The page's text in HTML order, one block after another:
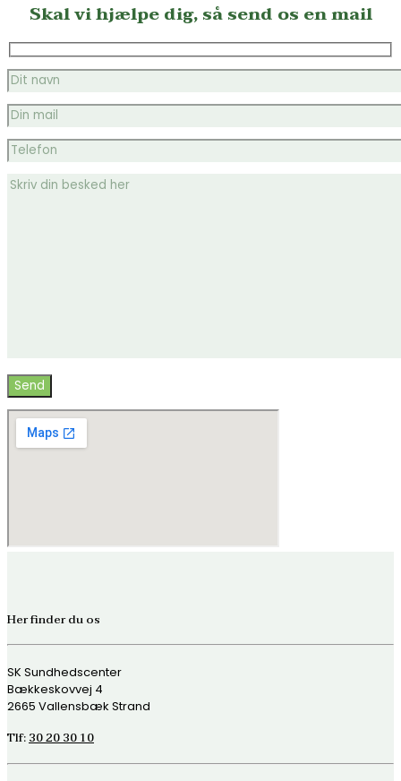
Skal vi hjælpe dig, så send os en mail
Her finder du os
SK Sundhedscenter
Bækkeskovvej 4
2665 Vallensbæk Strand
Tlf:30 20 30 10